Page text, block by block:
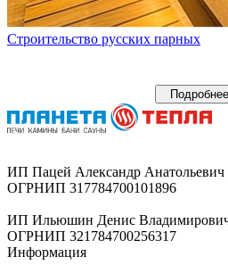
Строительство русских парных
Подробнее
ИП Пацей Александр Анатольевич
ОГРНИП 317784700101896
ИП Ильюшин Денис
ОГРНИП 321784700256317
Информация